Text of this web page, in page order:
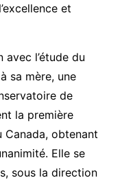
et
l’étude du
sa mère, une
de
la première
Canada, obtenant
Elle se
sous la direction